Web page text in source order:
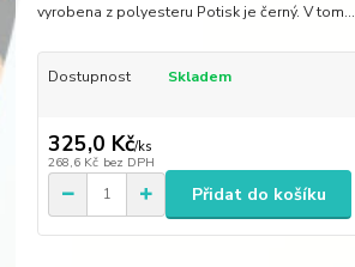
vyrobena z polyesteru Potisk je černý. V tom...
Dostupnost Skladem
325,0 Kč/ks
268,6 Kč bez DPH
Přidat do košíku